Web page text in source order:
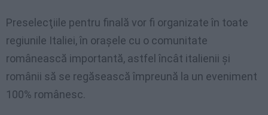
Preselecţiile pentru finală vor fi organizate în toate
regiunile Italiei, în oraşele cu o comunitate
românească importantă, astfel încât italienii şi
românii să se regăsească împreună la un eveniment
100% românesc.